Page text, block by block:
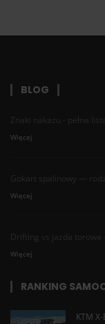
BLOG
Znaki nakazu - pełna
Więcej
Gokart spalinowy —
Więcej
Drifting vs jazda torowa
Więcej
RANKING
KTM